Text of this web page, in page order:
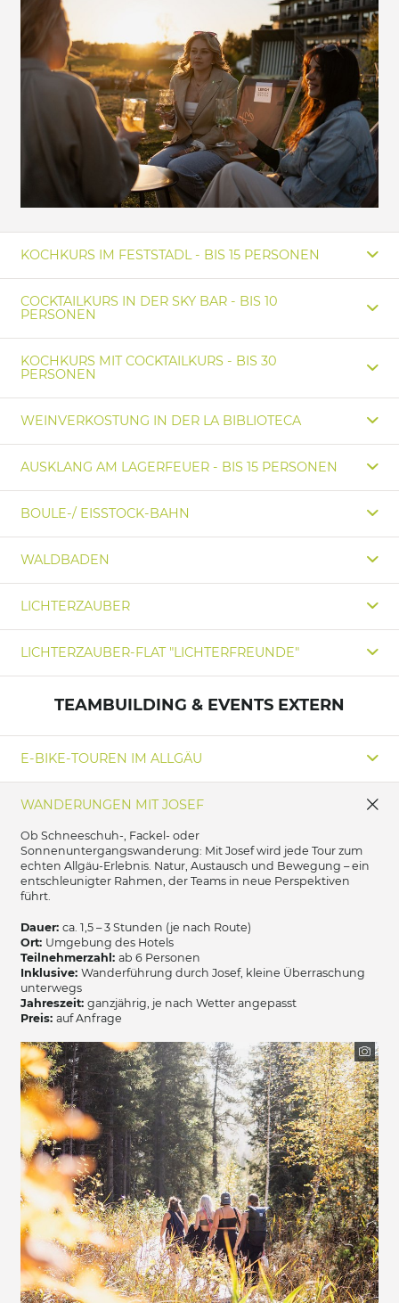
KOCHKURS IM FESTSTADL - BIS 15 PERSONEN
COCKTAILKURS IN DER SKY BAR - BIS 10
PERSONEN
KOCHKURS MIT COCKTAILKURS - BIS 30
PERSONEN
WEINVERKOSTUNG IN DER LA BIBLIOTECA
AUSKLANG AM LAGERFEUER - BIS 15 PERSONEN
BOULE-/ EISSTOCK-BAHN
WALDBADEN
LICHTERZAUBER
LICHTERZAUBER-FLAT "LICHTERFREUNDE"
TEAMBUILDING & EVENTS EXTERN
E-BIKE-TOUREN IM ALLGÄU
WANDERUNGEN MIT JOSEF
Ob Schneeschuh-, Fackel- oder
Sonnenuntergangswanderung: Mit Josef wird jede Tour zum
echten Allgäu-Erlebnis. Natur, Austausch und Bewegung – ein
entschleunigter Rahmen, der Teams in neue Perspektiven
führt.
Dauer: ca. 1,5 – 3 Stunden (je nach Route)
Ort: Umgebung des Hotels
Teilnehmerzahl: ab 6 Personen
Inklusive: Wanderführung durch Josef, kleine Überraschung
unterwegs
Jahreszeit: ganzjährig, je nach Wetter angepasst
Preis: auf Anfrage